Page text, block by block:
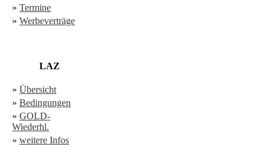
» Termine
» Werbeverträge
LAZ
» Übersicht
» Bedingungen
» GOLD-
Wiederhl.
» weitere Infos